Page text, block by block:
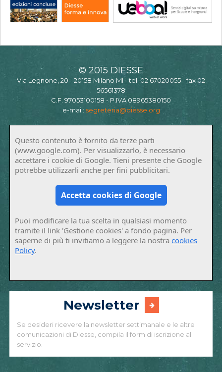
© 2015 DIESSE
Via Legnone, 20 - 20158 Milano MI - tel. 02 67020055 - fax 02
56561378
C.F. 97053100158 - P.IVA 08965380150
e-mail: segreteria@diesse.org
Questo contenuto è fornito da terze parti
(www.google.com). Per visualizzarlo, è necessario
accettare i cookie di Google. Tieni presente che Google
potrebbe utilizzarli anche per fini pubblicitari.
Accetta cookies di Google
Puoi modificare la tua scelta in qualsiasi momento
tramite il link 'Gestione cookies' a fondo pagina. Per
saperne di più ti invitiamo a leggere la nostracookies
Policy.
Newsletter
Se desideri ricevere la newsletter settimanale e le altre
comunicazioni di Diesse, compila il form di iscrizione al
servizio.